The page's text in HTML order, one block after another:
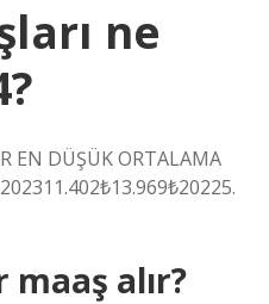
ne
EN DÜŞÜK ORTALAMA
maaş alır?